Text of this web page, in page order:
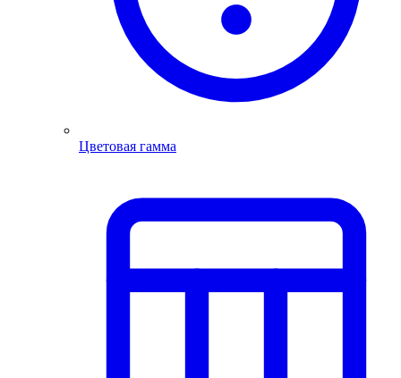
Цветовая гамма